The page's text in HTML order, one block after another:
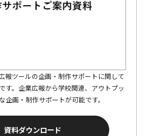
報ツールの企画・制作サポートに関して
す。企業広報から学校関連、アウトプッ
企画・制作サポートが可能です。
資料ダウンロード